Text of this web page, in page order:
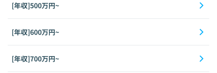
[年収]500万円~
[年収]600万円~
[年収]700万円~